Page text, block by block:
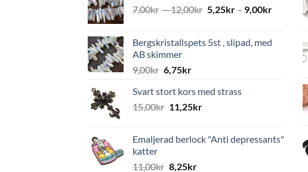
7,00kr –12,00kr 5,25kr– 9,00kr
Bergskristallspets 5st , slipad, med
AB skimmer
9,00kr 6,75kr
Svart stort kors med strass
15,00kr 11,25kr
Emaljerad berlock "Anti depressants"
katter
11,00kr 8,25kr